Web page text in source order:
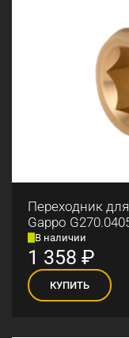
Переходник
Gappo
В наличии
1 358 ₽
КУПИТЬ